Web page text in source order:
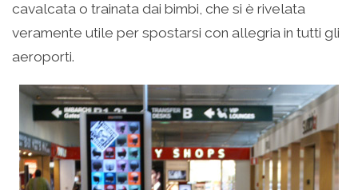
cavalcata o trainata dai bimbi, che si è rivelata
veramente utile per spostarsi con allegria in tutti gli
aeroporti.